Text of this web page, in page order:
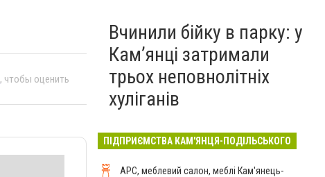
, чтобы оценить
Вчинили бійку в парку: у
Кам’янці затримали
трьох неповнолітніх
хуліганів
ПІДПРИЄМСТВА КАМ'ЯНЦЯ-ПОДІЛЬСЬКОГО
АРС, меблевий салон, меблі Кам'янець-